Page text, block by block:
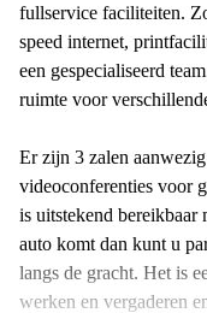
fullservice faciliteiten.
speed internet,
een gespecialiseerd
ruimte voor
Er zijn 3 zalen
videoconferenties voor
is uitstekend bereikbaar
auto komt dan kunt u
langs de gracht. Het is
werken en vergaderen